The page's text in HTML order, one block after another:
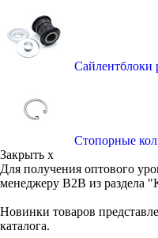
Сайлентблоки
Стопорные
Закрыть x
Для получения оптового
менеджеру B2B из раздела
Новинки товаров
каталога.